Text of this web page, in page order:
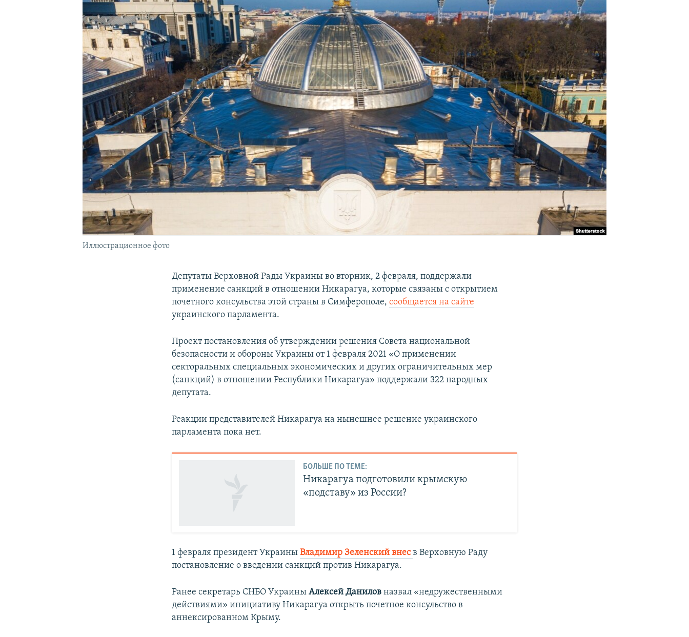
КРЫМ.НЕПОКОРЕННЫЙ
УКРАИНСКАЯ ПРОБЛЕМА КРЫМА
Иллюстрационное фото
Депутаты Верховной Рады Украины во вторник, 2 февраля, поддержали
применение санкций в отношении Никарагуа, которые связаны с открытием
почетного консульства этой страны в Симферополе,сообщается на сайте
украинского парламента.
Проект постановления об утверждении решения Совета национальной
безопасности и обороны Украины от 1 февраля 2021 «О применении
секторальных специальных экономических и других ограничительных мер
(санкций) в отношении Республики Никарагуа» поддержали 322 народных
депутата.
Реакции представителей Никарагуа на нынешнее решение украинского
парламента пока нет.
БОЛЬШЕ ПО ТЕМЕ:
Никарагуа подготовили крымскую
«подставу» из России?
1 февраля президент УкраиныВладимир Зеленский внесв Верховную Раду
постановление о введении санкций против Никарагуа.
Ранее секретарь СНБО УкраиныАлексей Даниловназвал ​«недружественными
действиями» инициативу Никарагуа открыть почетное консульство в
аннексированном Крыму.